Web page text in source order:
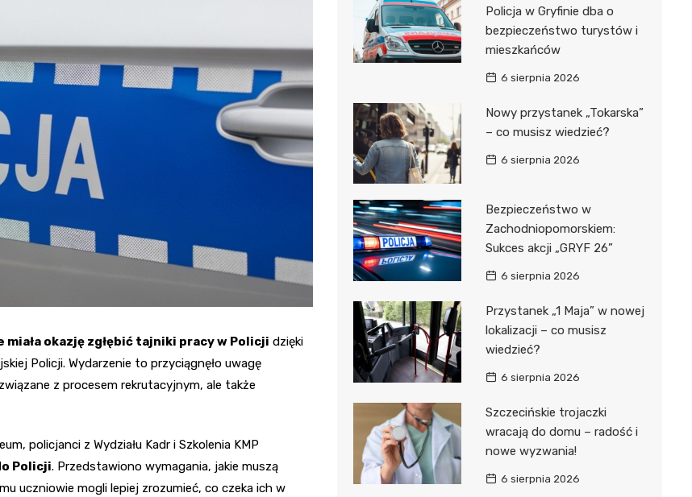
Sokołowskiego
Pomorskiej Akademii
Medycznej
Samodzielny Publiczny
Szpital Kliniczny nr 2
Specjalistyczny Szpital im.
A. Sokołowskiego
Samodzielny Publiczny
Wojewódzki Szpital
Zespolony im. M.
Skłodowskiej-Curi
miała okazję zgłębić tajniki pracy w Policji dzięki
Policji. Wydarzenie to przyciągnęło uwagę
z procesem rekrutacyjnym, ale także
policjanci z Wydziału Kadr i Szkolenia KMP
Policji. Przedstawiono wymagania, jakie muszą
uczniowie mogli lepiej zrozumieć, co czeka ich w
Policja w Gryfinie dba o
bezpieczeństwo turystów i
mieszkańców
6 sierpnia 2026
Nowy przystanek „Tokarska”
– co musisz wiedzieć?
6 sierpnia 2026
Bezpieczeństwo w
Zachodniopomorskiem:
Sukces akcji „GRYF 26”
6 sierpnia 2026
Przystanek „1 Maja” w nowej
lokalizacji – co musisz
wiedzieć?
6 sierpnia 2026
Szczecińskie trojaczki
wracają do domu – radość i
nowe wyzwania!
6 sierpnia 2026